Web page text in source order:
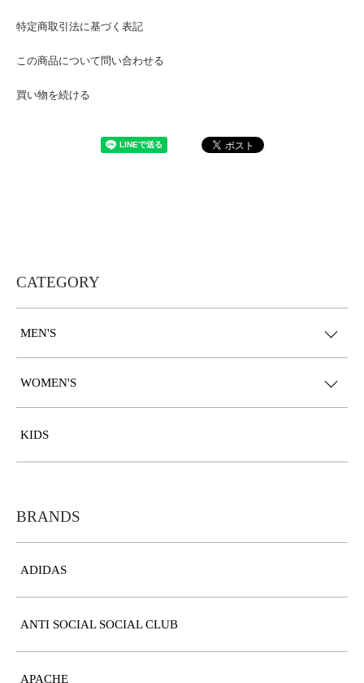
特定商取引法に基づく表記
この商品について問い合わせる
買い物を続ける
CATEGORY
MEN'S
WOMEN'S
KIDS
BRANDS
ADIDAS
ANTI SOCIAL SOCIAL CLUB
APACHE